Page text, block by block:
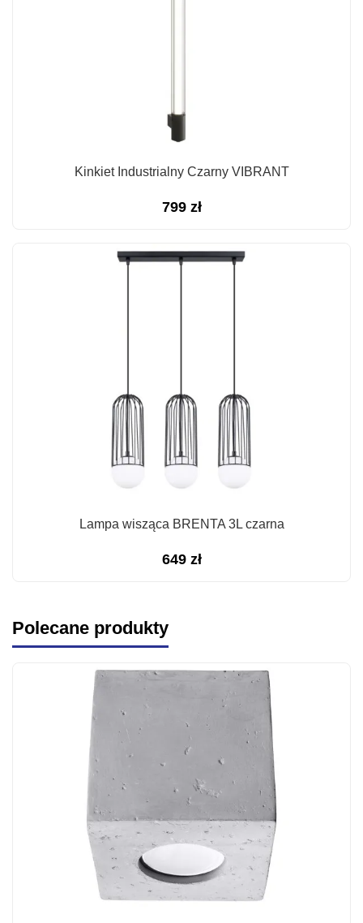
Kinkiet Industrialny Czarny VIBRANT
799 zł
Lampa wisząca BRENTA 3L czarna
649 zł
Polecane produkty